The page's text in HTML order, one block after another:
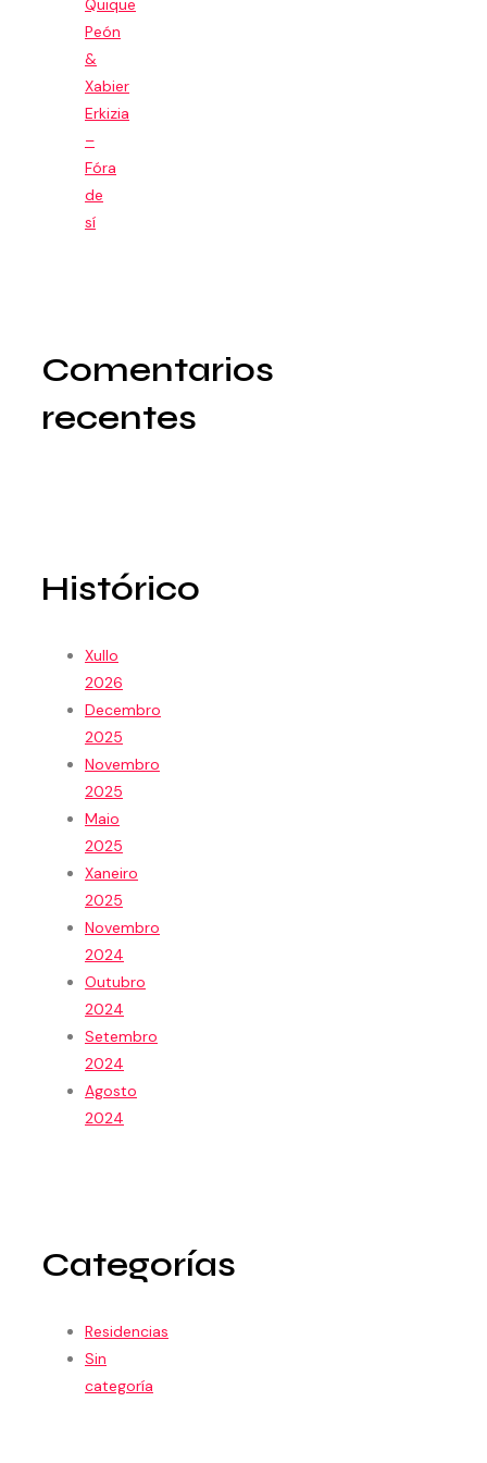
Quique
Peón
&
Xabier
Erkizia
–
Fóra
de
sí
Comentarios
recentes
Histórico
Xullo
2026
Decembro
2025
Novembro
2025
Maio
2025
Xaneiro
2025
Novembro
2024
Outubro
2024
Setembro
2024
Agosto
2024
Categorías
Residencias
Sin
categoría